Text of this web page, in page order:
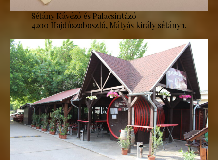
Sétány Kávézó és Palacsintázó
4200 Hajdúszoboszló, Mátyás király sétány 1.